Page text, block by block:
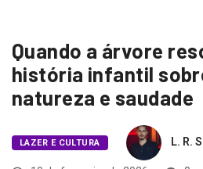
história infantil
natureza e saudade
10 de fevereiro de 2026